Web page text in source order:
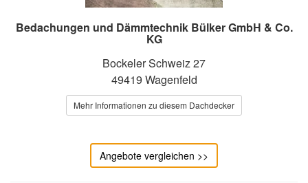
Bedachungen und Dämmtechnik Bülker GmbH & Co.
KG
Bockeler Schweiz 27
49419 Wagenfeld
Mehr Informationen zu diesem Dachdecker
Angebote vergleichen >>